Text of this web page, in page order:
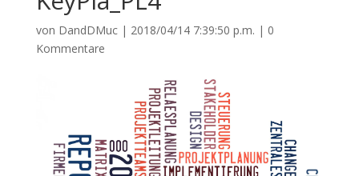
von DandDMuc| 2018/04/14 7:39:50 p.m. | 0
Kommentare